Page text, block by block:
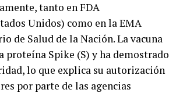
tanto en FDA
Unidos) como en la EMA
de Salud de la Nación. La vacuna
proteína Spike (S) y ha demostrado
lo que explica su autorización
por parte de las agencias